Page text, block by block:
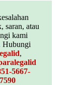
saran, atau
kami
Hubungi
,
5667-